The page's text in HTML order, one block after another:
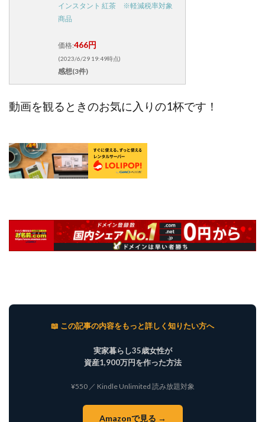
インスタント 紅茶 ※軽減税率対象
商品
価格:466円
(2023/6/29 19:49時点)
感想(3件)
動画を観るときのお気に入りの1杯です！
📖 この記事の内容をもっと詳しく知りたい方へ
実家暮らし35歳女性が
資産1,900万円を作った方法
¥550 ／ Kindle Unlimited 読み放題対象
Amazonで見る →